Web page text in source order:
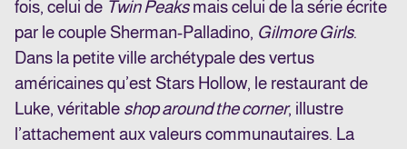
fois, celui de Twin Peaksmais celui de la série écrite
par le couple Sherman-Palladino, Gilmore Girls.
Dans la petite ville archétypale des vertus
américaines qu’est Stars Hollow, le restaurant de
Luke, véritable shop around the corner, illustre
l’attachement aux valeurs communautaires. La